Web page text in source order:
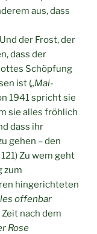
aus, dass
Und der Frost, der
dass der
Schöpfung
ist („Mai-
1941 spricht sie
sie alles fröhlich
dass ihr
gehen – den
Zu wem geht
zum
hingerichteten
offenbar
nach dem
Rose